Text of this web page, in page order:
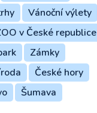
Vánoční výlety
v České republice
Zámky
České hory
Šumava